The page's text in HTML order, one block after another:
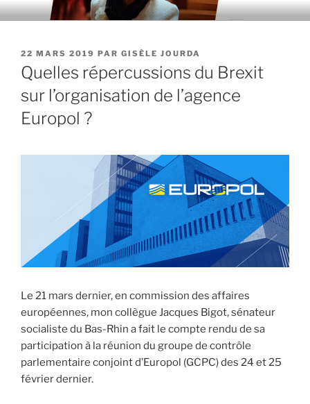
Aller
au
principal
PUBLIÉ
LE
22 MARS 2019 PAR GISÈLE JOURDA
Quelles répercussions du Brexit
sur l’organisation de l’agence
Europol ?
Le 21 mars dernier, en commission des affaires
européennes, mon collègue Jacques Bigot, sénateur
socialiste du Bas-Rhin a fait le compte rendu de sa
participation à la réunion du groupe de contrôle
parlementaire conjoint d’Europol (GCPC) des 24 et 25
février dernier.